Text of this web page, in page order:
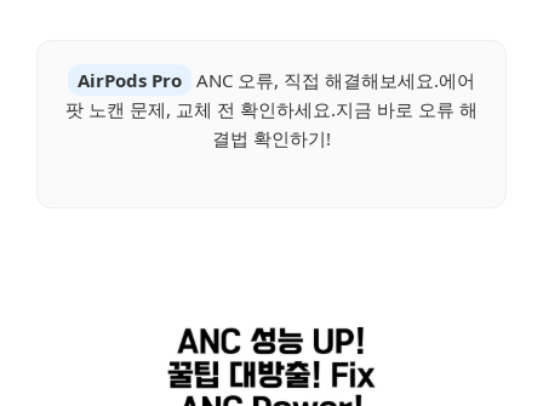
AirPods Pro ANC 오류, 직접 해결해보세요.에어
팟 노캔 문제, 교체 전 확인하세요.지금 바로 오류 해
결법 확인하기!